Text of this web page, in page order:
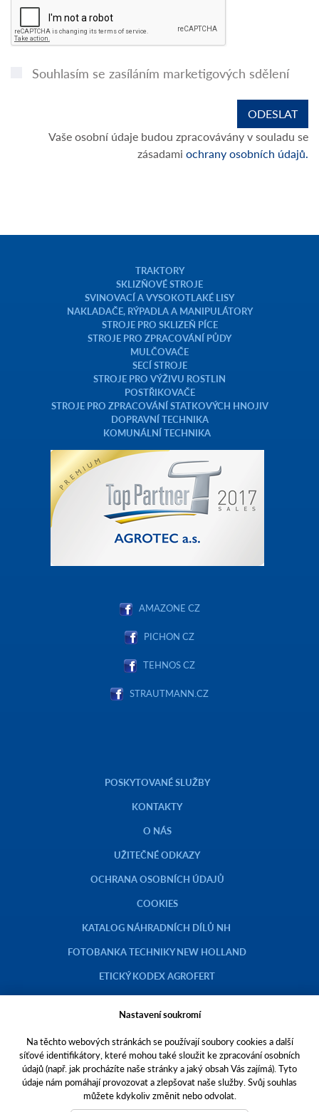
Souhlasím se zasíláním marketigových sdělení
Vaše osobní údaje budou zpracovávány v souladu se
zásadami ochrany osobních údajů.
TRAKTORY
SKLIZŇOVÉ STROJE
SVINOVACÍ A VYSOKOTLAKÉ LISY
NAKLADAČE, RÝPADLA A MANIPULÁTORY
STROJE PRO SKLIZEŇ PÍCE
STROJE PRO ZPRACOVÁNÍ PŮDY
MULČOVAČE
SECÍ STROJE
STROJE PRO VÝŽIVU ROSTLIN
POSTŘIKOVAČE
STROJE PRO ZPRACOVÁNÍ STATKOVÝCH HNOJIV
DOPRAVNÍ TECHNIKA
KOMUNÁLNÍ TECHNIKA
AMAZONE CZ
PICHON CZ
TEHNOS CZ
STRAUTMANN.CZ
POSKYTOVANÉ SLUŽBY
KONTAKTY
O NÁS
UŽITEČNÉ ODKAZY
OCHRANA OSOBNÍCH ÚDAJŮ
COOKIES
KATALOG NÁHRADNÍCH DÍLŮ NH
FOTOBANKA TECHNIKY NEW HOLLAND
ETICKÝ KODEX AGROFERT
Copyright © 2023 AGROTEC a.s.
Toto jsou internetové stránky společnosti AGROTEC a. s., se sídlem v
Hustopečích, Brněnská 74, PSČ 69301, IČO 00544957,
zapsané v OR vedeném Krajským soudem v Brně, oddíl B, vložka 138.
Nastavení soukromí
Na těchto webových stránkách se používají soubory cookies a další
síťové identifikátory, které mohou také sloužit ke zpracování osobních
údajů (např. jak procházíte naše stránky a jaký obsah Vás zajímá). Tyto
údaje nám pomáhají provozovat a zlepšovat naše služby. Svůj souhlas
můžete kdykoliv změnit nebo odvolat.